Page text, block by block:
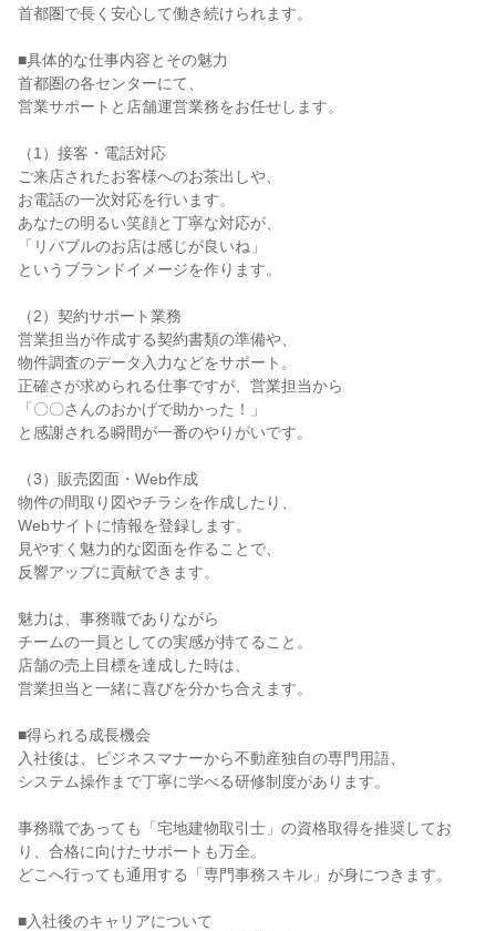
首都圏で長く安心して働き続けられます。
■具体的な仕事内容とその魅力
首都圏の各センターにて、
営業サポートと店舗運営業務をお任せします。
（1）接客・電話対応
ご来店されたお客様へのお茶出しや、
お電話の一次対応を行います。
あなたの明るい笑顔と丁寧な対応が、
「リバブルのお店は感じが良いね」
というブランドイメージを作ります。
（2）契約サポート業務
営業担当が作成する契約書類の準備や、
物件調査のデータ入力などをサポート。
正確さが求められる仕事ですが、営業担当から
「〇〇さんのおかげで助かった！」
と感謝される瞬間が一番のやりがいです。
（3）販売図面・Web作成
物件の間取り図やチラシを作成したり、
Webサイトに情報を登録します。
見やすく魅力的な図面を作ることで、
反響アップに貢献できます。
魅力は、事務職でありながら
チームの一員としての実感が持てること。
店舗の売上目標を達成した時は、
営業担当と一緒に喜びを分かち合えます。
■得られる成長機会
入社後は、ビジネスマナーから不動産独自の専門用語、
システム操作まで丁寧に学べる研修制度があります。
事務職であっても「宅地建物取引士」の資格取得を推奨してお
り、合格に向けたサポートも万全。
どこへ行っても通用する「専門事務スキル」が身につきます。
■入社後のキャリアについて